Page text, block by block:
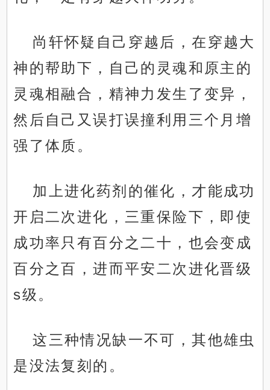
尚轩怀疑自己穿越后，在穿越大
神的帮助下，自己的灵魂和原主的
灵魂相融合，精神力发生了变异，
然后自己又误打误撞利用三个月增
强了体质。
加上进化药剂的催化，才能成功
开启二次进化，三重保险下，即使
成功率只有百分之二十，也会变成
百分之百，进而平安二次进化晋级
s级。
这三种情况缺一不可，其他雄虫
是没法复刻的。